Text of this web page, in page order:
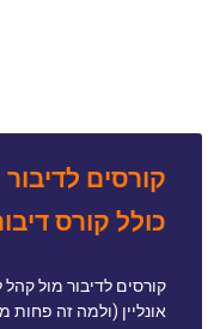
קורסים
כולל קורס
קורסים לדיבור מול
אונליין (ולמה זה